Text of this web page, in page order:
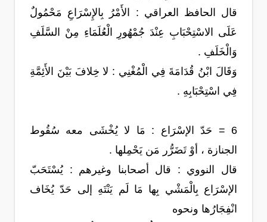
قال الحافظ العراقي : الأَمْرُ بِالإِسْرَاعِ مَحْمُولٌ
عَلَى الاسْتِحْبَابِ عِنْدَ جُمْهُورِ الْعُلَمَاءِ مِنْ السَّلَفِ
وَالْخَلَفِ .
وَقَالَ ابْنُ قُدَامَةَ فِي الْمُغْنِي : لا خِلافَ بَيْنَ الأَئِمَّةِ
فِي اسْتِحْبَابِهِ .
6 = حَدّ الإسْرَاع : مَا لا يُخْشَى معه سُقُوط
الجنازة ، أوْ تَضَرُّر مَن يَحْمِلها .
قال النووي : قال أصحابنا وغيرهم : يُسْتَحَبّ
الإسْرَاع بِالْمَشْي بِها مَا لَم يَنْتَهِ إلى حَدّ يُخَاف
انْفِجَارُها ونحوه